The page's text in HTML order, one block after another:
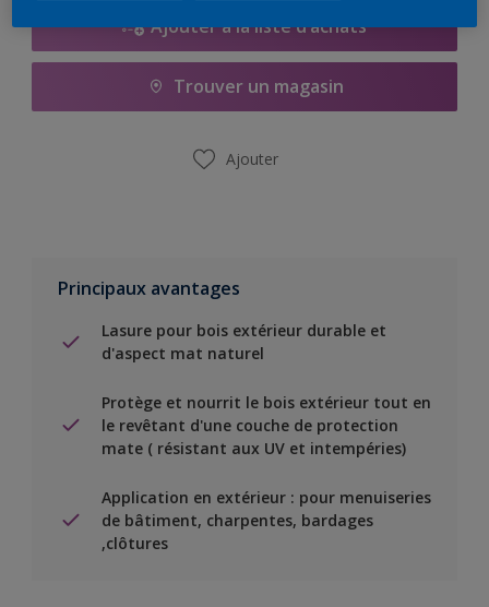
Ajouter à la liste d’achats
Trouver un magasin
Ajouter
Principaux avantages
Lasure pour bois extérieur durable et
d'aspect mat naturel
Protège et nourrit le bois extérieur tout en
le revêtant d'une couche de protection
mate ( résistant aux UV et intempéries)
Application en extérieur : pour menuiseries
de bâtiment, charpentes, bardages
,clôtures